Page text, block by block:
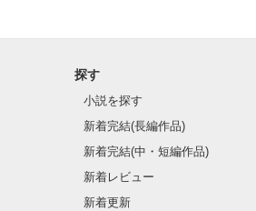
探す
小説を探す
新着完結(長編作品)
新着完結(中・短編作品)
新着レビュー
新着更新